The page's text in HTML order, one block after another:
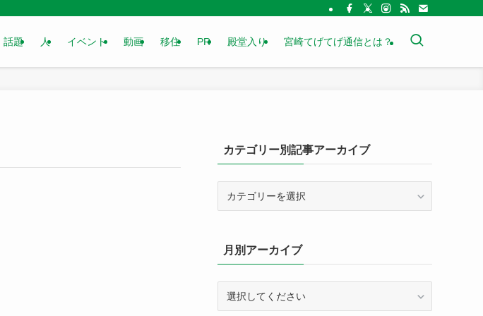
話題 人 イベント 動画 移住 PR 殿堂入り 宮崎てげてげ通信とは？
カテゴリー別記事アーカイブ
ー
別
記
ア
月別アーカイブ